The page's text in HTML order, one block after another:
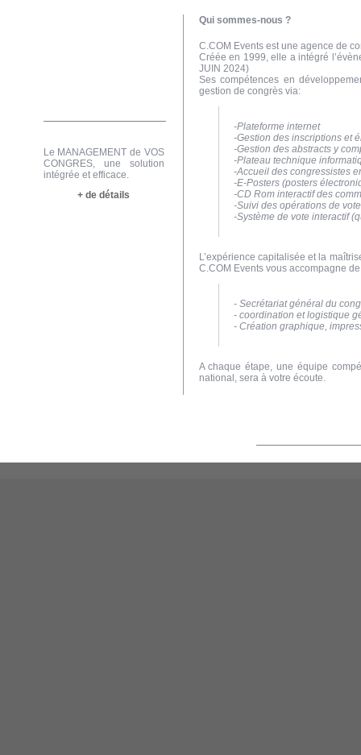
Le MANAGEMENT de VOS
CONGRES, une solution
intégrée et efficace.
+ de détails
Qui sommes-nous ?
C.COM Events est une agence de
Créée en 1999, elle a intégré
JUIN 2024)
Ses compétences en
gestion de congrès via:
-Plateforme internet
-Gestion des inscriptions et
-Gestion des abstracts y
-Plateau technique
-Accueil des congressistes
-E-Posters (posters
-CD Rom interactif des
-Suivi des opérations de
-Système de vote interactif
L’expérience capitalisée et la
C.COM Events vous accompagne
- Secrétariat général du
- coordination et logistique
- Création graphique,
A chaque étape, une équipe
national, sera à votre écoute.